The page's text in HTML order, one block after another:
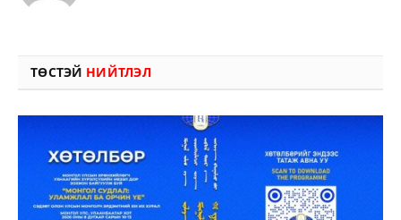
ТӨСТЭЙ НИЙТЛЭЛ